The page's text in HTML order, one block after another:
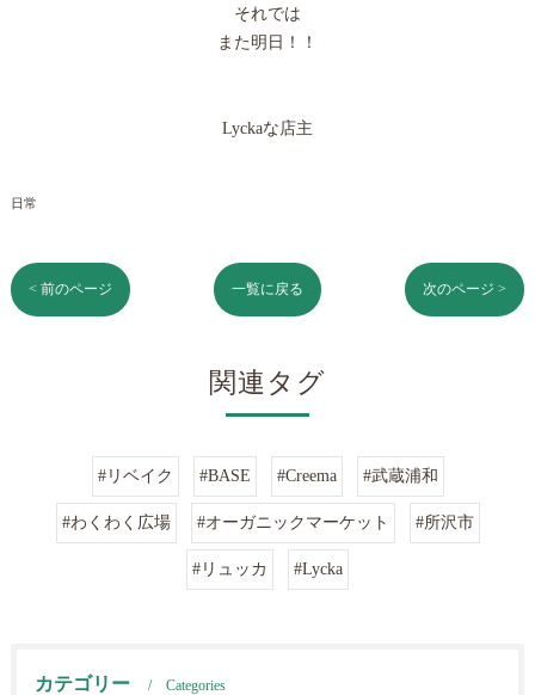
それでは
また明日！！
Lyckaな店主
日常
< 前のページ 一覧に戻る 次のページ >
関連タグ
#リベイク #BASE #Creema #武蔵浦和
#わくわく広場 #オーガニックマーケット #所沢市
#リュッカ #Lycka
カテゴリー Categories